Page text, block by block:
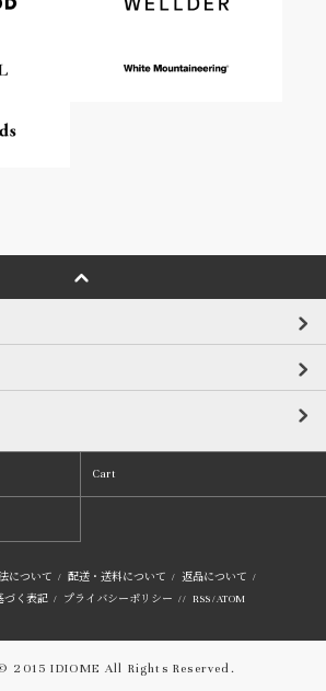
Cart
について / 配送・送料について / 返品について /
づく表記 / プライバシーポリシー / / RSS/ATOM
2015 IDIOME All Rights Reserved.